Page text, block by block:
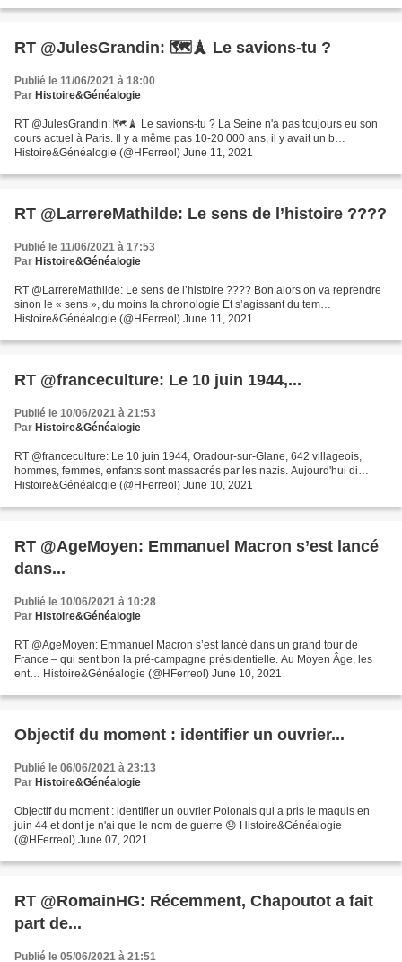
RT @JulesGrandin: 🗺🗼 Le savions-tu ?
Publié le 11/06/2021 à 18:00
Par Histoire&Généalogie
RT @JulesGrandin: 🗺🗼 Le savions-tu ? La Seine n'a pas toujours eu son
cours actuel à Paris. Il y a même pas 10-20 000 ans, il y avait un b…
Histoire&Généalogie (@HFerreol) June 11, 2021
RT @LarrereMathilde: Le sens de l’histoire ????
Publié le 11/06/2021 à 17:53
Par Histoire&Généalogie
RT @LarrereMathilde: Le sens de l’histoire ???? Bon alors on va reprendre
sinon le « sens », du moins la chronologie Et s’agissant du tem…
Histoire&Généalogie (@HFerreol) June 11, 2021
RT @franceculture: Le 10 juin 1944,...
Publié le 10/06/2021 à 21:53
Par Histoire&Généalogie
RT @franceculture: Le 10 juin 1944, Oradour-sur-Glane, 642 villageois,
hommes, femmes, enfants sont massacrés par les nazis. Aujourd'hui di…
Histoire&Généalogie (@HFerreol) June 10, 2021
RT @AgeMoyen: Emmanuel Macron s’est lancé
dans...
Publié le 10/06/2021 à 10:28
Par Histoire&Généalogie
RT @AgeMoyen: Emmanuel Macron s’est lancé dans un grand tour de
France – qui sent bon la pré-campagne présidentielle. Au Moyen Âge, les
ent… Histoire&Généalogie (@HFerreol) June 10, 2021
Objectif du moment : identifier un ouvrier...
Publié le 06/06/2021 à 23:13
Par Histoire&Généalogie
Objectif du moment : identifier un ouvrier Polonais qui a pris le maquis en
juin 44 et dont je n'ai que le nom de guerre 😓 Histoire&Généalogie
(@HFerreol) June 07, 2021
RT @RomainHG: Récemment, Chapoutot a fait
part de...
Publié le 05/06/2021 à 21:51